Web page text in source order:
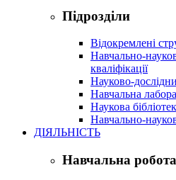
Підрозділи
Відокремлені
Навчально-
кваліфікації
Науково-
Навчальна
Наукова
Навчально-
ДІЯЛЬНІСТЬ
Навчальна робота